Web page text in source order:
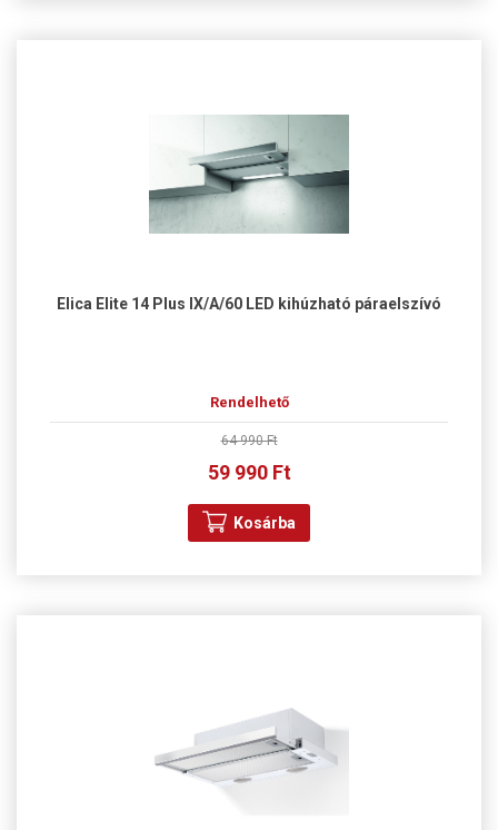
Elica Elite 14 Plus IX/A/60 LED kihúzható páraelszívó
Rendelhető
64 990 Ft
59 990 Ft
Kosárba